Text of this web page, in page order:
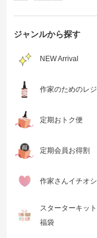
ジャンルから探す
NEW Arrival
作家のためのレ
定期おトク便
定期会員お得割
作家さんイチオ
スターターキッ
福袋